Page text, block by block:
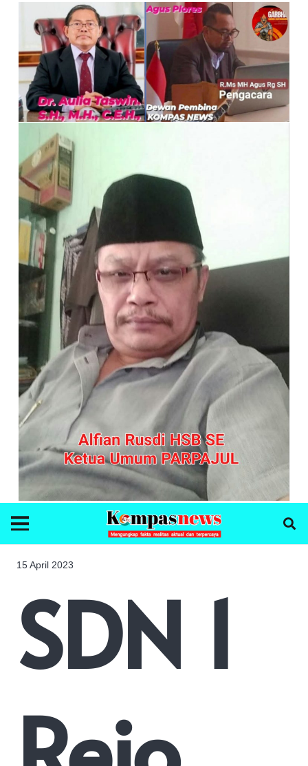
15 April 2023
SDN 1